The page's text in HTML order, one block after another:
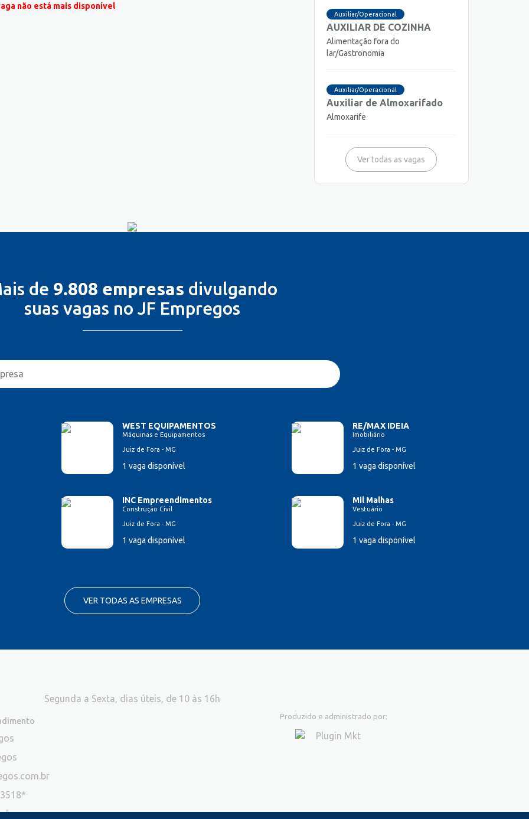
não está mais disponível
Auxiliar/Operacional
AUXILIAR DE COZINHA
Alimentação fora do
lar/Gastronomia
Auxiliar/Operacional
Auxiliar de Almoxarifado
Almoxarife
Ver todas as vagas
de 9.808 empresas divulgando
suas vagas no JF Empregos
WEST EQUIPAMENTOS
Máquinas e Equipamentos
Juiz de Fora - MG
1 vaga disponível
RE/MAX IDEIA
Imobiliário
Juiz de Fora - MG
1 vaga disponível
INC Empreendimentos
Construção Civil
Juiz de Fora - MG
1 vaga disponível
Mil Malhas
Vestuário
Juiz de Fora - MG
1 vaga disponível
VER TODAS AS EMPRESAS
Segunda a Sexta, dias úteis, de 10 às 16h
Produzido e administrado por: